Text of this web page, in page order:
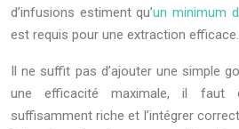
d’infusions estiment qu’un minimum
est requis pour une extraction efficace.
Il ne suffit pas d’ajouter une simple
une efficacité maximale, il faut
suffisamment riche et l’intégrer